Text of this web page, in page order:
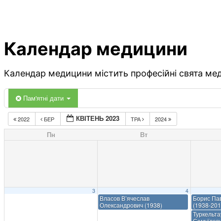
Календар медицини
Календар медицини містить професійні свята
Пам'ятні дати
2022 БЕР КВІТЕНЬ 2023 ТРА 2024
Пн Вт
3 4
Власов В’ячеслав
Олександрович (1938)
Борис
(1938-